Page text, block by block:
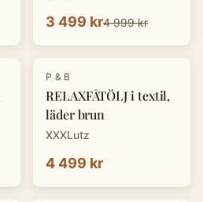
3 499 kr4 999 kr
P & B
RELAXFÅTÖLJ i textil,
läder brun
XXXLutz
4 499 kr